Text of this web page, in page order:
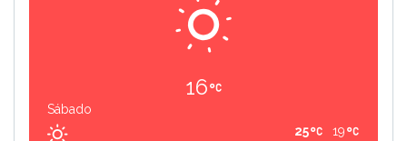
16
Sábado
19
25